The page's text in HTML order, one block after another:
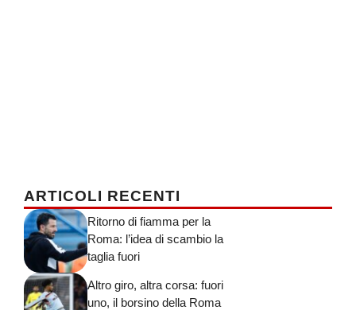
ARTICOLI RECENTI
Ritorno di fiamma per la
Roma: l’idea di scambio la
taglia fuori
Altro giro, altra corsa: fuori
uno, il borsino della Roma